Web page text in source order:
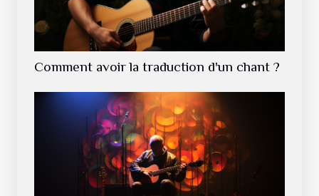
Comment avoir la traduction d'un chant ?